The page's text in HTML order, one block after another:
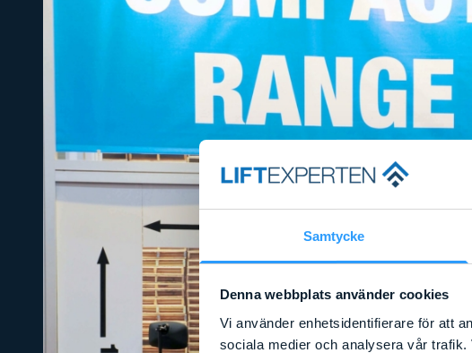
Samtycke
Denna webbplats använder cookies
Vi använder enhetsidentifierare för att
sociala medier och analysera vår